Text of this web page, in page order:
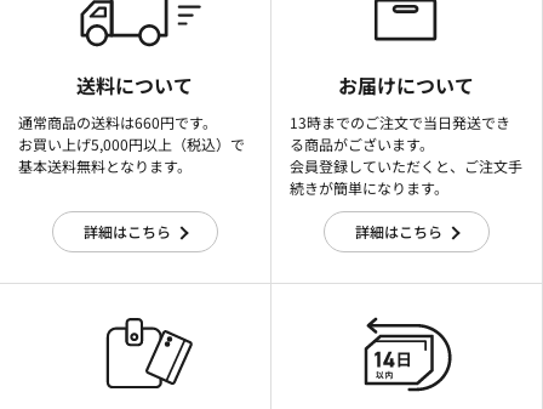
送料について
通常商品の送料は660円です。
お買い上げ5,000円以上（税込）で
基本送料無料となります。
詳細はこちら
お届けについて
13時までのご注文で当日発送でき
る商品がございます。
会員登録していただくと、ご注文手
続きが簡単になります。
詳細はこちら